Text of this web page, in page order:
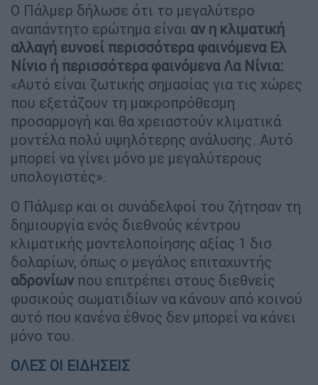
Ο Πάλμερ δήλωσε ότι το μεγαλύτερο
αναπάντητο ερώτημα είναι αν η κλιματική
αλλαγή ευνοεί περισσότερα φαινόμενα Ελ
Νίνιο ή περισσότερα φαινόμενα Λα Νίνια:
«Αυτό είναι ζωτικής σημασίας για τις χώρες
που εξετάζουν τη μακροπρόθεσμη
προσαρμογή και θα χρειαστούν κλιματικά
μοντέλα πολύ υψηλότερης ανάλυσης. Αυτό
μπορεί να γίνει μόνο με μεγαλύτερους
υπολογιστές».
Ο Πάλμερ και οι συνάδελφοί του ζήτησαν τη
δημιουργία ενός διεθνούς κέντρου
κλιματικής μοντελοποίησης αξίας 1 δισ.
δολαρίων, όπως ο μεγάλος επιταχυντής
αδρονίων που επιτρέπει στους διεθνείς
φυσικούς σωματιδίων να κάνουν από κοινού
αυτό που κανένα έθνος δεν μπορεί να κάνει
μόνο του.
ΟΛΕΣ ΟΙ ΕΙΔΗΣΕΙΣ